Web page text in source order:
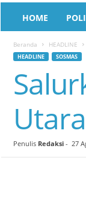
HOME
Beranda HEADLINE
HEADLINE SOSMAS
Penulis Redaksi- 27